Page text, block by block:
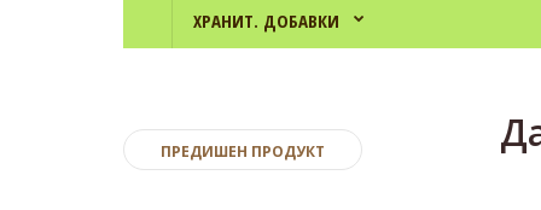
ХРАНИТ. ДОБАВКИ
ПРЕДИШЕН ПРОДУКТ